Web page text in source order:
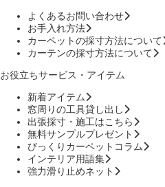
よくあるお問い合わせ
お手入れ方法
カーペットの採寸方法について
カーテンの採寸方法について
お役立ちサービス・アイテム
新着アイテム
窓周りの工具貸し出し
出張採寸・施工はこちら
無料サンプルプレゼント
びっくりカーペットコラム
インテリア用語集
強力滑り止めネット